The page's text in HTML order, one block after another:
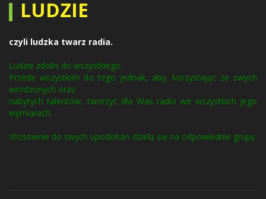
LUDZIE
czyli ludzka twarz radia.
Ludzie zdolni do wszystkiego.
Przede wszystkim do tego jednak, aby, korzystając ze swych
wrodzonych oraz
nabytych talentów, tworzyć dla Was radio we wszystkich jego
wymiarach.
Stosownie do swych upodobań dzielą się na odpowiednie grupy.